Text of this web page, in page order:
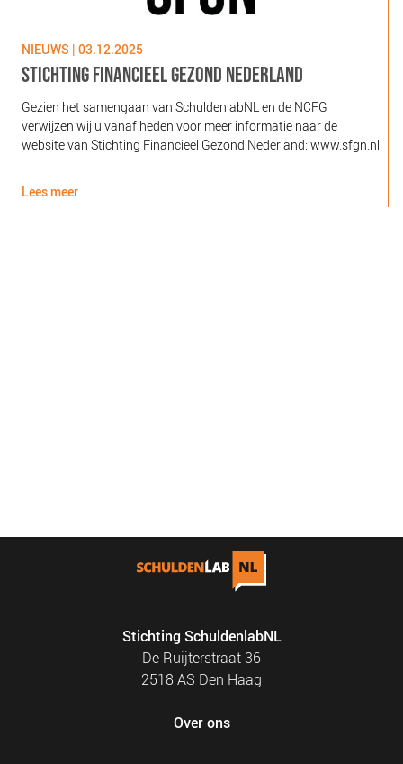
NIEUWS | 03.12.2025
STICHTING FINANCIEEL GEZOND NEDERLAND
Gezien het samengaan van SchuldenlabNL en de NCFG
verwijzen wij u vanaf heden voor meer informatie naar de
website van Stichting Financieel Gezond Nederland: www.sfgn.nl
Lees meer
Stichting SchuldenlabNL
De Ruijterstraat 36
2518 AS Den Haag
Over ons